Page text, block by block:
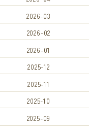
2026-03
2026-02
2026-01
2025-12
2025-11
2025-10
2025-09